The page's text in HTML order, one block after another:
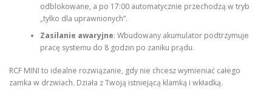
odblokowane, a po 17:00 automatycznie przechodzą w tryb
„tylko dla uprawnionych”.
Zasilanie awaryjne: Wbudowany akumulator podtrzymuje
pracę systemu do 8 godzin po zaniku prądu.
RCF MINI to idealne rozwiązanie, gdy nie chcesz wymieniać całego
zamka w drzwiach. Działa z Twoją istniejącą klamką i wkładką.